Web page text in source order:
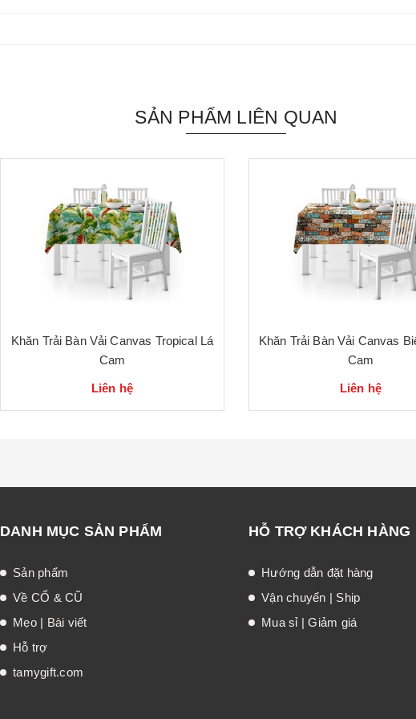
SẢN PHẨM LIÊN QUAN
Khăn Trải Bàn Vải Canvas Tropical Lá
Cam
Liên hệ
Khăn Trải Bàn Vải Canvas
Cam
Liên hệ
DANH MỤC SẢN PHẨM
Sản phẩm
Về CỔ & CŨ
Mẹo | Bài viết
Hỗ trợ
tamygift.com
HỖ TRỢ KHÁCH HÀNG
Hướng dẫn đặt hàng
Vận chuyển | Ship
Mua sỉ | Giảm giá